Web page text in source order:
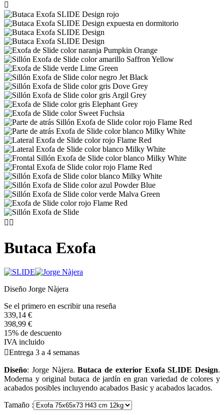

 
Butaca Exofa
Diseño Jorge Nàjera
Se el primero en escribir una reseña
339,14 €
398,99 €
15% de descuento
IVA incluido
Entrega 3 a 4 semanas
Diseño: Jorge Nàjera.Butaca de exterior Exofa SLIDE Design.
Moderna y original butaca de jardín en gran variedad de colores y
acabados posibles incluyendo acabados Basic y acabados lacados.
Tamaño :